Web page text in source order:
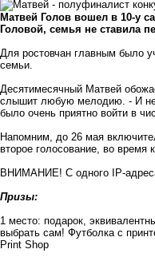
Матвей Голов вошел в 10-у
Головой, семья не ставила
Для ростовчан главным было
семьи.
Десятимесячный Матвей
слышит любую мелодию. - И не
было очень приятно войти в
Напомним, до 26 мая
второе голосование, во время
ВНИМАНИЕ! С одного IP-
Призы:
1 место: подарок,
выбрать сам! Футболка с
Print Shop